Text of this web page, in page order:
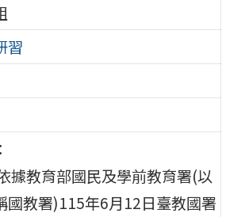
習
據教育部國民及學前教育署(以
國教署)115年6月12日臺教國署